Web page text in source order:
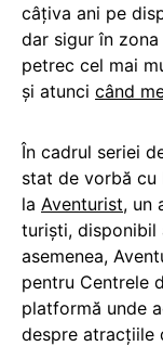
câțiva ani pe
dar sigur în
petrec cel mai
și atunci când
În cadrul seriei
stat de vorbă cu
la Aventurist, un
turiști, disponibil
asemenea,
pentru Centrele
platformă unde
despre atracțiile